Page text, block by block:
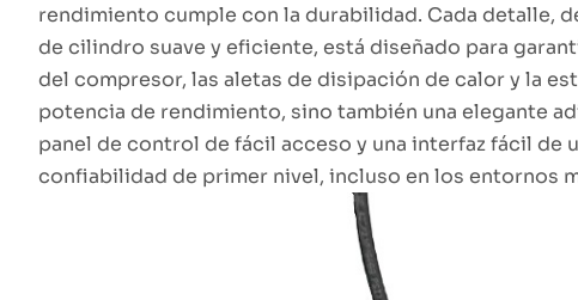
rendimiento cumple con la durabilidad. Cada detalle,
de cilindro suave y eficiente, está diseñado para
del compresor, las aletas de disipación de calor y la
potencia de rendimiento, sino también una elegante
panel de control de fácil acceso y una interfaz fácil de
confiabilidad de primer nivel, incluso en los entornos